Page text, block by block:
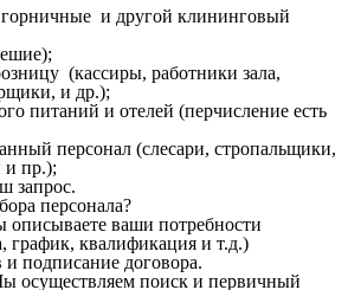
и другой клининговый
(кассиры, работники зала,
и др.);
питаний и отелей (перчисление есть
персонал (слесари, стропальщики,
и пр.);
запрос.
персонала?
описываете ваши потребности
график, квалификация и т.д.)
подписание договора.
осуществляем поиск и первичный